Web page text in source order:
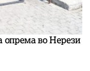
опрема во Нерези